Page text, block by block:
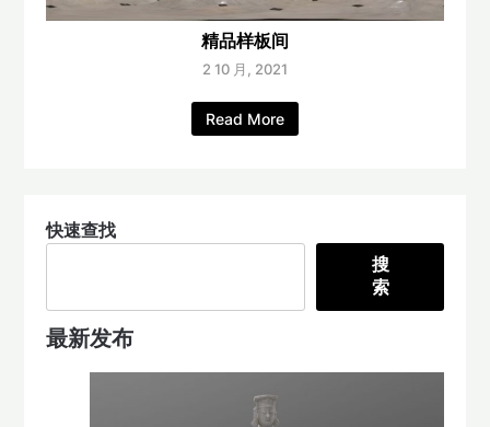
精品样板间
2 10 月, 2021
Read More
快速查找
搜
索
最新发布